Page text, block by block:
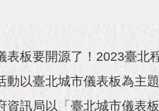
要開源了！2023臺北程
動以臺北城市儀表板為主
局以「臺北城市儀表板